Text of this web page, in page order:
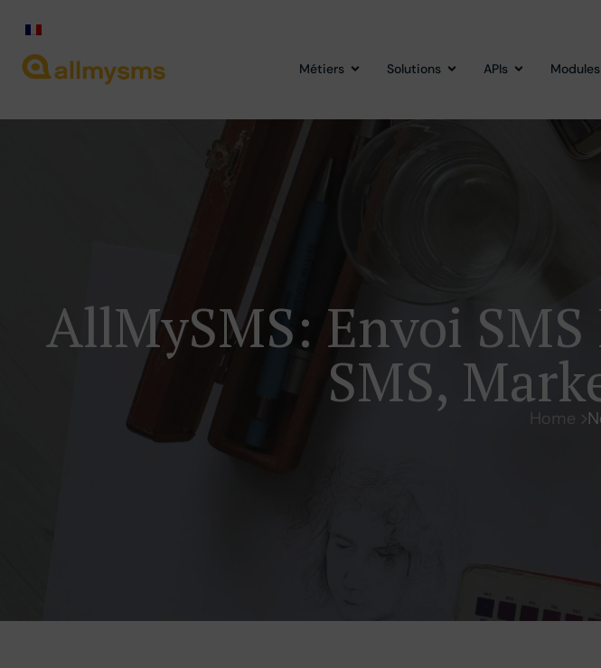
Métiers Solutions APIs Modules
AllMySMS: Envoi
SMS,
Home